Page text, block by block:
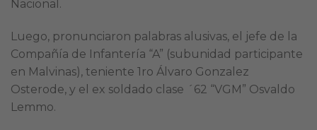
Nacional.
Luego, pronunciaron palabras alusivas, el jefe de la
Compañía de Infantería “A” (subunidad participante
en Malvinas), teniente 1ro Álvaro Gonzalez
Osterode, y el ex soldado clase ´62 “VGM” Osvaldo
Lemmo.